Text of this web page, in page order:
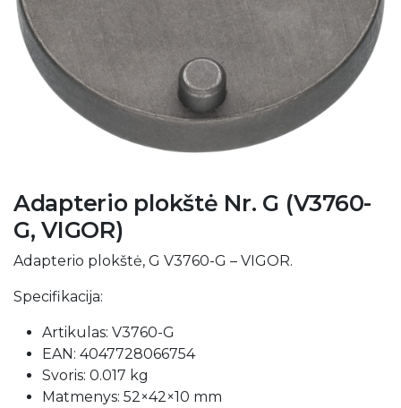
Adapterio plokštė Nr. G (V3760-
G, VIGOR)
Adapterio plokštė, G V3760-G – VIGOR.
Specifikacija:
Artikulas: V3760-G
EAN: 4047728066754
Svoris: 0.017 kg
Matmenys: 52×42×10 mm